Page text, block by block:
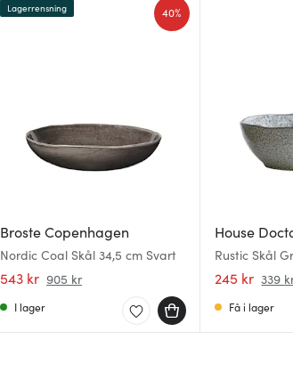
Broste Copenhagen
Nordic Coal Skål 34,5 cm Svart
543 kr 905 kr
40%
Lagerrensning
I lager
House
Rustic Skål
245 kr 339
Få i lager